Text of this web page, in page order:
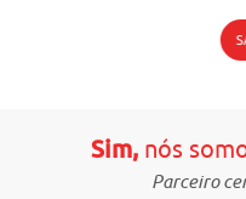
Sim,nós
Parceiro